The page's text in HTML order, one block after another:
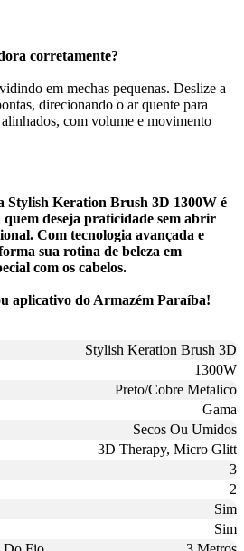
corretamente?
em mechas pequenas. Deslize a
direcionando o ar quente para
com volume e movimento
Stylish Keration Brush 3D 1300W é
deseja praticidade sem abrir
Com tecnologia avançada e
sua rotina de beleza em
com os cabelos.
aplicativo do Armazém Paraíba!
Stylish Keration Brush 3D
1300W
Preto/Cobre Metalico
Gama
Secos Ou Umidos
3D Therapy, Micro Glitt
3
2
Sim
Sim